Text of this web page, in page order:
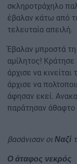
σκληροτράχηλο
έβαλαν κάτω από
τελευταία απειλή.
Έβαλαν μπροστά
αμίλητος! Κράτησε
άρχισε να
άρχισε να
άφησαν εκεί.
παράτησαν άθαφτο
Ο
βασάνισαν οι Ναζί
Ο άταφος νεκρός